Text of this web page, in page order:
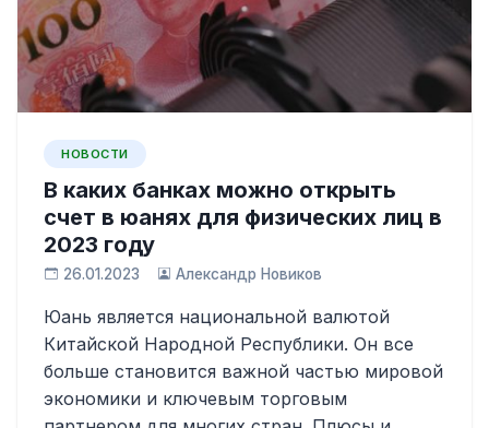
НОВОСТИ
В каких банках можно открыть
счет в юанях для физических лиц в
2023 году
26.01.2023 Александр Новиков
Юань является национальной валютой
Китайской Народной Республики. Он все
больше становится важной частью мировой
экономики и ключевым торговым